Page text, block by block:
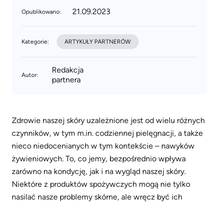
Autor:
Redakcja
partnera
Opublikowano: 21.09.2023
Kategorie: ARTYKUŁY PARTNERÓW
Zdrowie naszej skóry uzależnione jest od wielu różnych
czynników, w tym m.in. codziennej pielęgnacji, a także
nieco niedocenianych w tym kontekście – nawyków
żywieniowych. To, co jemy, bezpośrednio wpływa
zarówno na kondycję, jak i na wygląd naszej skóry.
Niektóre z produktów spożywczych mogą nie tylko
nasilać nasze problemy skórne, ale wręcz być ich